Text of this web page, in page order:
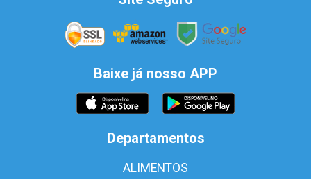
Baixe já nosso APP
Departamentos
ALIMENTOS